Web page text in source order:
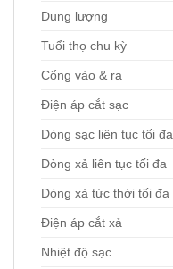
Dung lượng
Tuổi thọ chu kỳ
Cổng vào & ra
Điện áp cắt sạc
Dòng sạc liên tục tối đa
Dòng xả liên tục tối đa
Dòng xả tức thời tối đa
Điện áp cắt xả
Nhiệt độ sạc